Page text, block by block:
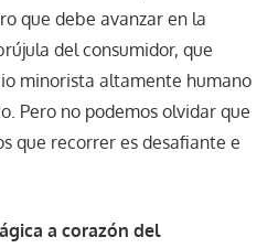
que debe avanzar en la
del consumidor, que
minorista altamente humano
Pero no podemos olvidar que
que recorrer es desafiante e
a corazón del